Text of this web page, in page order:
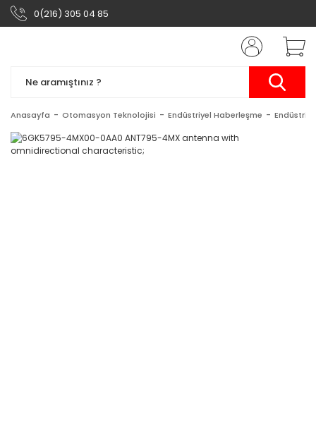
0(216) 305 04 85
Anasayfa Otomasyon Teknolojisi Endüstriyel Haberleşme